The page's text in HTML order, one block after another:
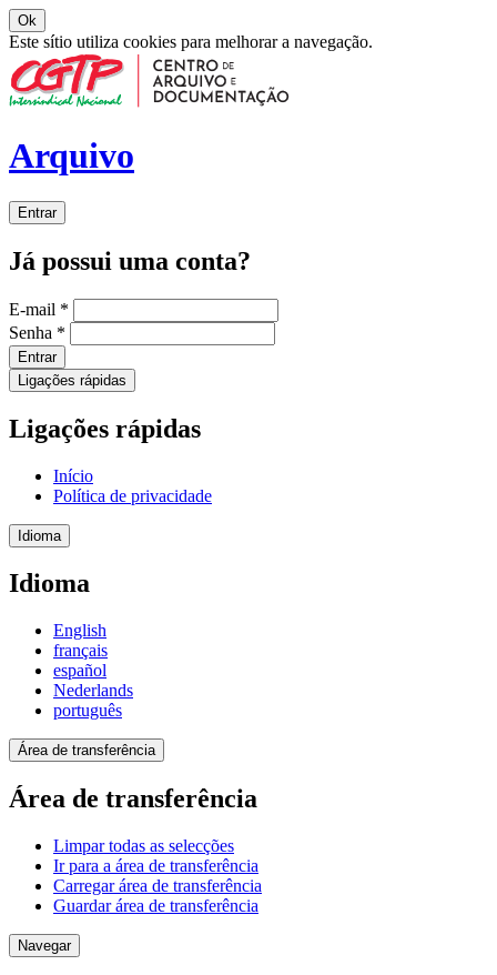
Ok
Este sítio utiliza cookies para melhorar a navegação.
Arquivo
Entrar
Já possui uma conta?
E-mail *
Senha *
Entrar
Ligações rápidas
Ligações rápidas
Início
Política de privacidade
Idioma
Idioma
English
français
español
Nederlands
português
Área de transferência
Área de transferência
Limpar todas as selecções
Ir para a área de transferência
Carregar área de transferência
Guardar área de transferência
Navegar